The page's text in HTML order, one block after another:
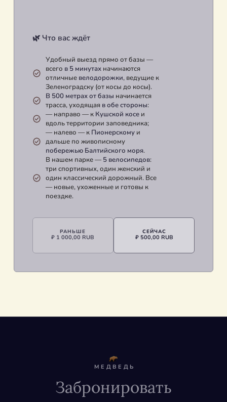
🌿 Что вас ждёт
Удобный выезд прямо от базы —
всего в 5 минутах начинаются
отличные велодорожки, ведущие к
Зеленоградску (от косы до косы).
В 500 метрах от базы начинается
трасса, уходящая в обе стороны:
— направо — к Кушской косе и
вдоль территории заповедника;
— налево — к Пионерскому и
дальше по живописному
побережью Балтийского моря.
В нашем парке — 5 велосипедов:
три спортивных, один женский и
один классический дорожный. Все
— новые, ухоженные и готовы к
поездке.
РАНЬШЕ
₽ 1 000,00 RUB
СЕЙЧАС
₽ 500,00 RUB
МЕДВЕДЬ
Забронировать